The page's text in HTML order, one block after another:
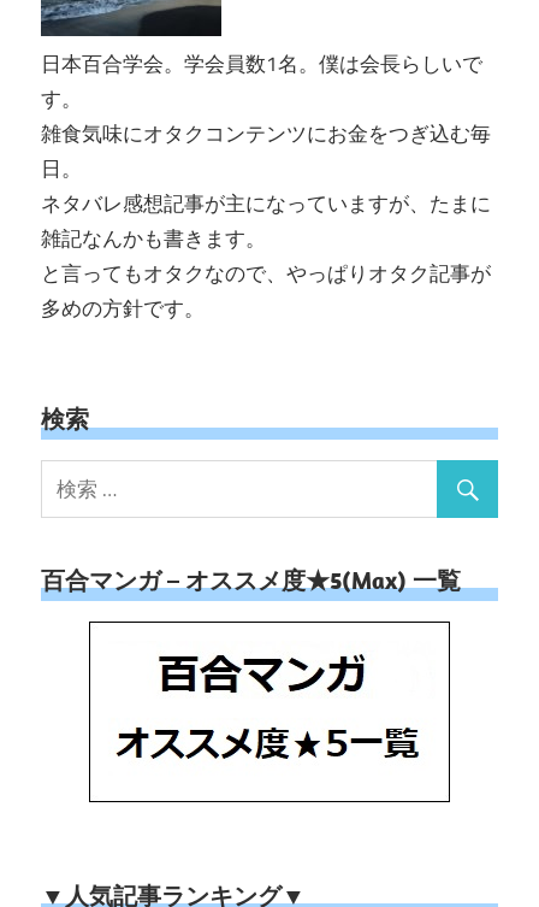
日本百合学会。学会員数1名。僕は会長らしいで
す。
雑食気味にオタクコンテンツにお金をつぎ込む毎
日。
ネタバレ感想記事が主になっていますが、たまに
雑記なんかも書きます。
と言ってもオタクなので、やっぱりオタク記事が
多めの方針です。
検索
百合マンガ – オススメ度★5(Max) 一覧
▼人気記事ランキング▼